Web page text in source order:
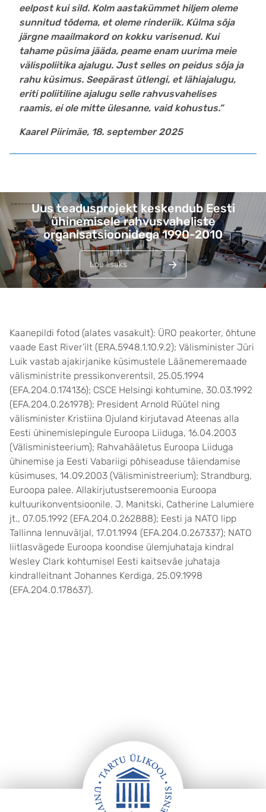
eelpost kui sild. Kolm aastakümmet hiljem oleme
sunnitud tõdema, et oleme rinderiik. Külma sõja
järgne maailmakord on kokku varisenud. Kui
tahame püsima jääda, peame enam uurima meie
välispoliitika ajalugu. Just selles on peidus sõja ja
rahu küsimus. Seepärast ütlengi, et lähiajalugu,
eriti poliitiline ajalugu selle rahvusvahelises
raamis, ei ole mitte ülesanne, vaid kohustus.”
Kaarel Piirimäe, 18. september 2025
LehedUus teadusprojekt keskendub Eesti
ühinemisele rahvusvaheliste
organisatsioonidega 1990-2010
Loe lisaks
Kaanepildi fotod (alates vasakult): ÜRO peakorter, õhtune
vaade East River’ilt (ERA.5948.1.10.9.2); Välisminister Jüri
Luik vastab ajakirjanike küsimustele Läänemeremaade
välisministrite pressikonverentsil, 25.05.1994
(EFA.204.0.174136); CSCE Helsingi kohtumine, 30.03.1992
(EFA.204.0.261978); President Arnold Rüütel ning
välisminister Kristiina Ojuland kirjutavad Ateenas alla
Eesti ühinemislepingule Euroopa Liiduga, 16.04.2003
(Välisministeerium); Rahvahääletus Euroopa Liiduga
ühinemise ja Eesti Vabariigi põhiseaduse täiendamise
küsimuses, 14.09.2003 (Välisministreerium); Strandburg,
Euroopa palee. Allakirjutustseremoonia Euroopa
kultuurikonventsioonile. J. Manitski, Catherine Lalumiere
jt., 07.05.1992 (EFA.204.0.262888); Eesti ja NATO lipp
Tallinna lennuväljal, 17.01.1994 (EFA.204.0.267337); NATO
liitlasvägede Euroopa koondise ülemjuhataja kindral
Wesley Clark kohtumisel Eesti kaitseväe juhataja
kindralleitnant Johannes Kerdiga, 25.09.1998
(EFA.204.0.178637).